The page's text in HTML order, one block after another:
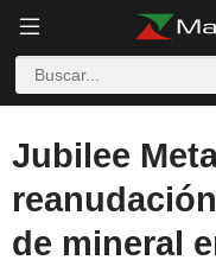
Jubilee
de mineral